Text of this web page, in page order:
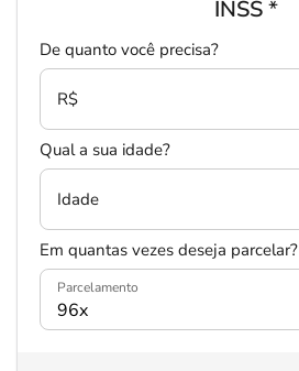
INSS*
De quanto você precisa?
R$
Qual a sua idade?
Idade
Em quantas vezes deseja parcelar?
Parcelamento